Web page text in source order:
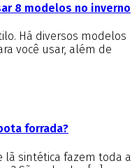
8 modelos no inverno
Há diversos modelos
você usar, além de
forrada?
lã sintética fazem toda a